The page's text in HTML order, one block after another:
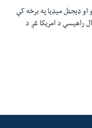
او ډیجټل میډیا په برخه کې
کلنه تجربه لري او د ٢٠٠٦ کال راهیسې د امریکا غږ د